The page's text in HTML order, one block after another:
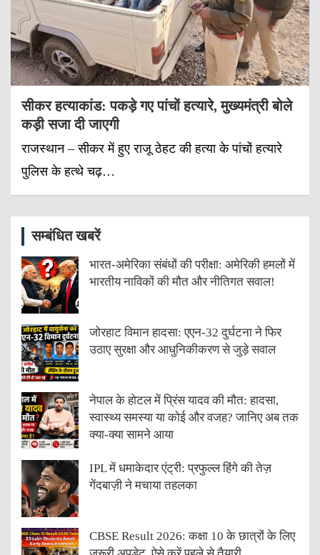
सीकर हत्याकांड: पकड़े गए पांचों हत्यारे, मुख्यमंत्री बोले
कड़ी सजा दी जाएगी
राजस्थान – सीकर में हुए राजू ठेहट की हत्या के पांचों हत्यारे
पुलिस के हत्थे चढ़…
सम्बंधित खबरें
भारत-अमेरिका संबंधों की परीक्षा: अमेरिकी हमलों में
भारतीय नाविकों की मौत और नीतिगत सवाल!
जोरहाट विमान हादसा: एएन-32 दुर्घटना ने फिर
उठाए सुरक्षा और आधुनिकीकरण से जुड़े सवाल
नेपाल के होटल में प्रिंस यादव की मौत: हादसा,
स्वास्थ्य समस्या या कोई और वजह? जानिए अब तक
क्या-क्या सामने आया
IPL में धमाकेदार एंट्री: प्रफुल्ल हिंगे की तेज़
गेंदबाज़ी ने मचाया तहलका
CBSE Result 2026: कक्षा 10 के छात्रों के लिए